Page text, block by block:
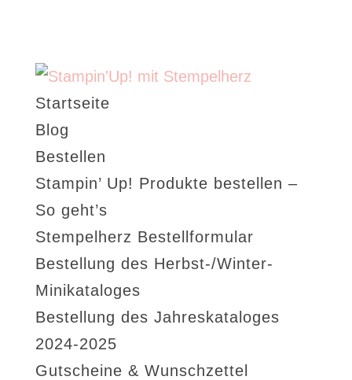
Startseite
Blog
Bestellen
Stampin’ Up! Produkte bestellen –
So geht’s
Stempelherz Bestellformular
Bestellung des Herbst-/Winter-
Minikataloges
Bestellung des Jahreskataloges
2024-2025
Gutscheine & Wunschzettel